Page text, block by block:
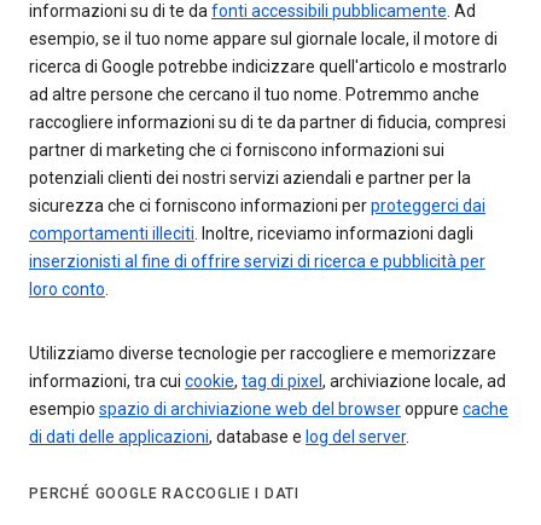
informazioni su di te dafonti accessibili pubblicamente. Ad
esempio, se il tuo nome appare sul giornale locale, il motore di
ricerca di Google potrebbe indicizzare quell'articolo e mostrarlo
ad altre persone che cercano il tuo nome. Potremmo anche
raccogliere informazioni su di te da partner di fiducia, compresi
partner di marketing che ci forniscono informazioni sui
potenziali clienti dei nostri servizi aziendali e partner per la
sicurezza che ci forniscono informazioni perproteggerci dai
comportamenti illeciti. Inoltre, riceviamo informazioni dagli
inserzionisti al fine di offrire servizi di ricerca e pubblicità per
loro conto.
Utilizziamo diverse tecnologie per raccogliere e memorizzare
informazioni, tra cui cookie, tag di pixel , archiviazione locale, ad
esempio spazio di archiviazione web del browseroppure cache
di dati delle applicazioni, database e log del server.
PERCHÉ GOOGLE RACCOGLIE I DATI